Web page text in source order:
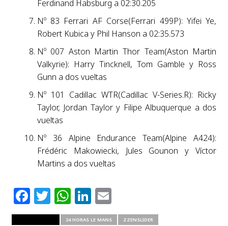
Ferdinand Habsburg a 02:30.205
Nº 83 Ferrari AF Corse(Ferrari 499P): Yifei Ye,
Robert Kubica y Phil Hanson a 02:35.573
Nº 007 Aston Martin Thor Team(Aston Martin
Valkyrie): Harry Tincknell, Tom Gamble y Ross
Gunn a dos vueltas
Nº 101 Cadillac WTR(Cadillac V-Series.R): Ricky
Taylor, Jordan Taylor y Filipe Albuquerque a dos
vueltas
Nº 36 Alpine Endurance Team(Alpine A424):
Frédéric Makowiecki, Jules Gounon y Víctor
Martins a dos vueltas
Facebook
Twitter
WhatsApp
LinkedIn
Email
24 HORAS LE MANS ZZENSLIDER